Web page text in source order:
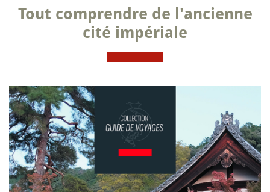
Tout comprendre de l'ancienne
cité impériale